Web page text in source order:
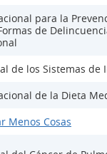
para la
de
de los Sistemas de
de la Dieta
Menos Cosas